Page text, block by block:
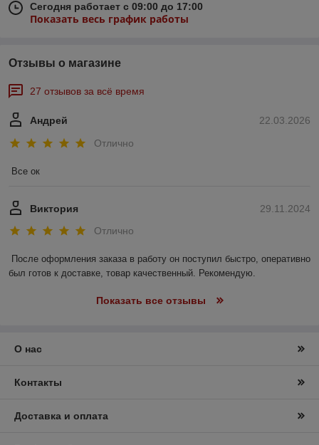
Сегодня работает с 09:00 до 17:00
Показать весь график работы
Отзывы о магазине
27 отзывов за всё время
22.03.2026
Андрей
Отлично
Все ок
29.11.2024
Виктория
Отлично
После оформления заказа в работу он поступил быстро, оперативно
был готов к доставке, товар качественный. Рекомендую.
Показать все отзывы
О нас
Контакты
Доставка и оплата